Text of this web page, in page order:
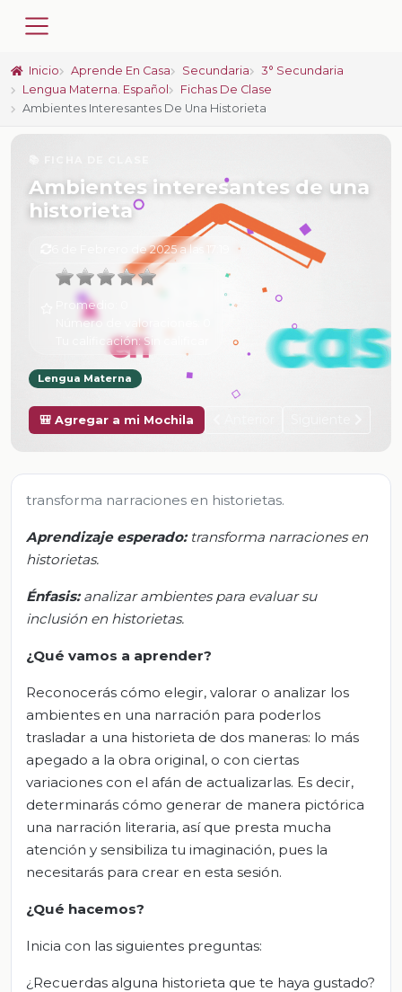
Inicio Aprende En Casa Secundaria
3° Secundaria
Lengua Materna. Español
Fichas De Clase
Ambientes Interesantes De Una Historieta
Ambientes interesantes de una
historieta
6 de Febrero de 2025 a las 17:19
Promedio:
Número de valoraciones:
Tu calificación:Sin calificar
Lengua Materna
🎒 Agregar a mi Mochila
transforma narraciones en historietas.
Aprendizaje esperado: transforma narraciones en
historietas.
Énfasis: analizar ambientes para evaluar su
inclusión en historietas.
¿Qué vamos a aprender?
Reconocerás cómo elegir, valorar o analizar los
ambientes en una narración para poderlos
trasladar a una historieta de dos maneras: lo más
apegado a la obra original, o con ciertas
variaciones con el afán de actualizarlas. Es decir,
determinarás cómo generar de manera pictórica
una narración literaria, así que presta mucha
atención y sensibiliza tu imaginación, pues la
necesitarás para crear en esta sesión.
¿Qué hacemos?
Inicia con las siguientes preguntas:
¿Recuerdas alguna historieta que te haya gustado?